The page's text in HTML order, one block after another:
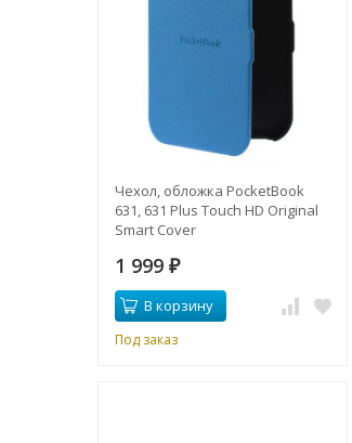
Чехол, обложка PocketBook
631, 631 Plus Touch HD Original
Smart Cover
1 999 ₽
В корзину
Под заказ